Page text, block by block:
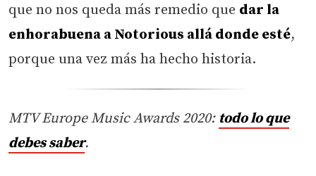
que no nos queda más remedio que dar la
enhorabuena a Notorious allá donde esté,
porque una vez más ha hecho historia.
MTV Europe Music Awards 2020: todo lo que
debes saber.